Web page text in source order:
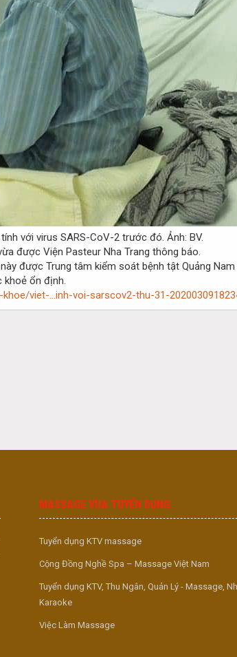
với virus SARS-CoV-2 trước đó. Ảnh: BV.
được Viện Pasteur Nha Trang thông báo.
được Trung tâm kiểm soát bệnh tật Quảng
khoẻ ổn định.
viet-...inh-voi-sarscov2-thu-31-
MASSAGE VUA TUYỂN DỤNG
Tuyển dụng KTV massage
Cộng Đồng Nghề Spa – Massage Việt Nam
Tuyển dụng KTV, Thu Ngân, Quản Lý - Massage,
Karaoke
Việc Làm Massage